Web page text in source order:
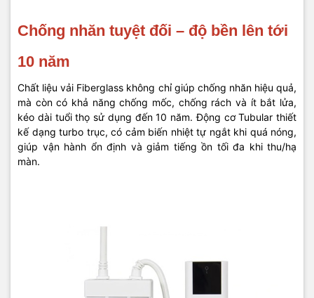
Chống nhăn tuyệt đối – độ bền lên tới
10 năm
Chất liệu vải Fiberglass không chỉ giúp chống nhăn hiệu quả,
mà còn có khả năng chống mốc, chống rách và ít bắt lửa,
kéo dài tuổi thọ sử dụng đến 10 năm. Động cơ Tubular thiết
kế dạng turbo trục, có cảm biến nhiệt tự ngắt khi quá nóng,
giúp vận hành ổn định và giảm tiếng ồn tối đa khi thu/hạ
màn.